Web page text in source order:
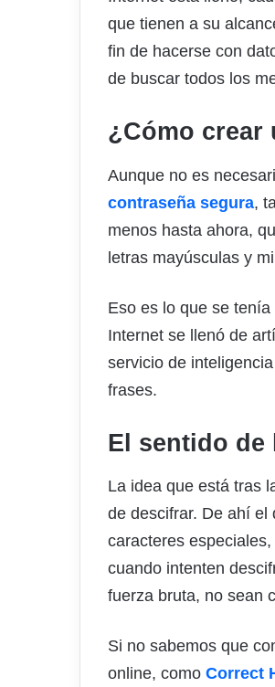
que tienen a su
fin de hacerse con
de buscar todos los
¿Cómo crear
Aunque no es
contraseña segura,
menos hasta ahora,
letras mayúsculas y
Eso es lo que se
Internet se llenó de
servicio de
frases.
El sentido de
La idea que está tras
de descifrar. De ahí el
caracteres
cuando intenten
fuerza bruta, no sean
Si no sabemos que
online, como Correct